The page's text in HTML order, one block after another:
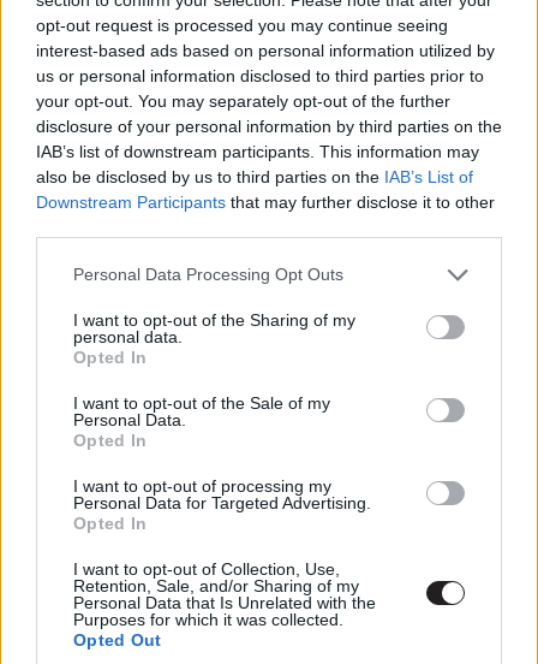
opt-out request is processed you may continue seeing
interest-based ads based on personal information utilized by
us or personal information disclosed to third parties prior to
your opt-out. You may separately opt-out of the further
disclosure of your personal information by third parties on the
IAB’s list of downstream participants. This information may
also be disclosed by us to third parties on the IAB’s List of
Downstream Participants that may further disclose it to other
Please note that this website/app uses one or more Google
not limited to your visit or usage behaviour. You may click to
grant or deny consent to Google and its third-party tags to
use your data for below specified purposes in below Google
consent section.
Personal Data Processing Opt Outs
I want to opt-out of the Sharing of my
personal data.
Opted In
I want to opt-out of the Sale of my
Personal Data.
Opted In
I want to opt-out of processing my
Personal Data for Targeted Advertising.
Opted In
I want to opt-out of Collection, Use,
Retention, Sale, and/or Sharing of my
Personal Data that Is Unrelated with the
Purposes for which it was collected.
Opted Out
Hatalmas hullámok szegélyezik a második Halálcsillag
maradványait, ahol éppen Rey tart egy monológot arról,
hogy valójában senki se ismeri őt igazán, mire Adam
Driver Kylo Renje egy hatásos belépő kíséretében
időjárási körülmények dacára mindketten tisztában
vannak vele, miszerint a párbaj végén innen csak az
korábbi pletykákkal ellentétben nem A Jedi visszatérben
bemutatkozott Endor bolygó erdős holdján, hanem
annak Kef Bir névre hallgató óceánholdján játszódik,
amit nemrég maga a Lucasfilm leplezett le hivatalosan.